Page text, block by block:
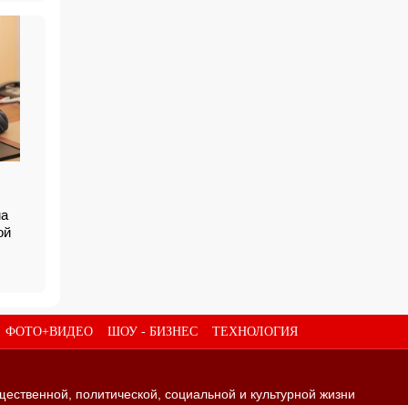
ФОТО+ВИДЕО ШОУ - БИЗНЕС ТЕХНОЛОГИЯ
политической, социальной и культурной жизни